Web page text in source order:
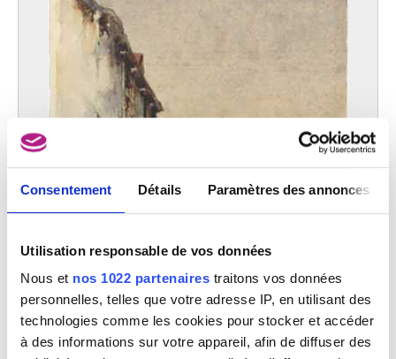
Consentement Détails Paramètres des annonces
Utilisation responsable de vos données
Nous et nos 1022 partenaires traitons vos données
personnelles, telles que votre adresse IP, en utilisant des
technologies comme les cookies pour stocker et accéder
à des informations sur votre appareil, afin de diffuser des